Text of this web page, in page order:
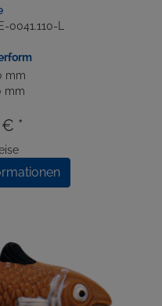
0041.110-L
mm
mm
*